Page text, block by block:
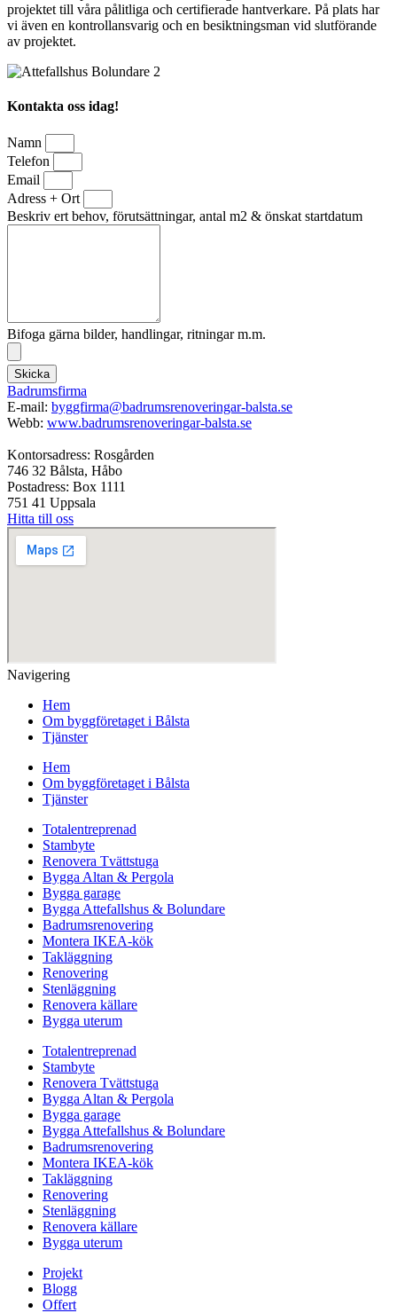
projektet till våra pålitliga och certifierade hantverkare. På plats har
vi även en kontrollansvarig och en besiktningsman vid slutförande
av projektet.
Kontakta oss idag!
Namn
Telefon
Email
Adress + Ort
Beskriv ert behov, förutsättningar, antal m2 & önskat startdatum
Bifoga gärna bilder, handlingar, ritningar m.m.
Skicka
Badrumsfirma
E-mail: byggfirma@badrumsrenoveringar-balsta.se
Webb: www.badrumsrenoveringar-balsta.se
Kontorsadress: Rosgården
746 32 Bålsta, Håbo
Postadress: Box 1111
751 41 Uppsala
Hitta till oss
Navigering
Hem
Om byggföretaget i Bålsta
Tjänster
Hem
Om byggföretaget i Bålsta
Tjänster
Totalentreprenad
Stambyte
Renovera Tvättstuga
Bygga Altan & Pergola
Bygga garage
Bygga Attefallshus & Bolundare
Badrumsrenovering
Montera IKEA-kök
Takläggning
Renovering
Stenläggning
Renovera källare
Bygga uterum
Totalentreprenad
Stambyte
Renovera Tvättstuga
Bygga Altan & Pergola
Bygga garage
Bygga Attefallshus & Bolundare
Badrumsrenovering
Montera IKEA-kök
Takläggning
Renovering
Stenläggning
Renovera källare
Bygga uterum
Projekt
Blogg
Offert